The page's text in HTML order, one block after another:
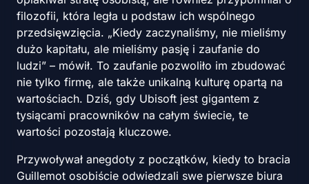
filozofii, która legła u podstaw ich wspólnego
przedsięwzięcia. „Kiedy zaczynaliśmy, nie mieliśmy
dużo kapitału, ale mieliśmy pasję i zaufanie do
ludzi” – mówił. To zaufanie pozwoliło im zbudować
nie tylko firmę, ale także unikalną kulturę opartą na
wartościach. Dziś, gdy Ubisoft jest gigantem z
tysiącami pracowników na całym świecie, te
wartości pozostają kluczowe.
Przywoływał anegdoty z początków, kiedy to bracia
Guillemot osobiście odwiedzali swe pierwsze biura